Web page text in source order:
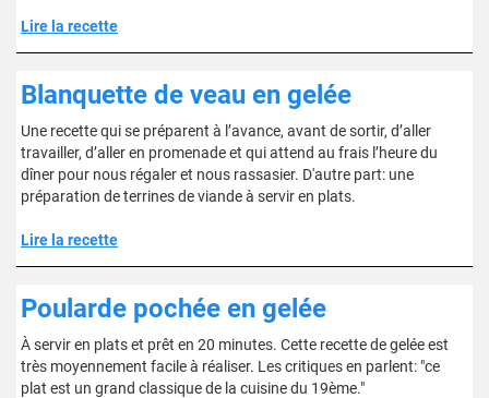
Lire la recette
Blanquette de veau en gelée
Une recette qui se préparent à l’avance, avant de sortir, d’aller
travailler, d’aller en promenade et qui attend au frais l’heure du
dîner pour nous régaler et nous rassasier. D'autre part: une
préparation de terrines de viande à servir en plats.
Lire la recette
Poularde pochée en gelée
À servir en plats et prêt en 20 minutes. Cette recette de gelée est
très moyennement facile à réaliser. Les critiques en parlent: "ce
plat est un grand classique de la cuisine du 19ème."